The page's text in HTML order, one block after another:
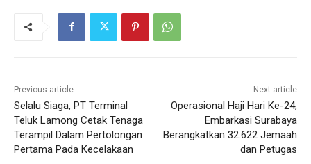
Previous article
Selalu Siaga, PT Terminal
Teluk Lamong Cetak Tenaga
Terampil Dalam Pertolongan
Pertama Pada Kecelakaan
Next article
Operasional Haji Hari Ke-24,
Embarkasi Surabaya
Berangkatkan 32.622 Jemaah
dan Petugas